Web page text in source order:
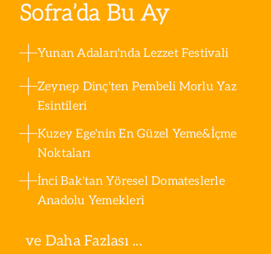
Sofra’da Bu Ay
Yunan Adaları'nda Lezzet Festivali
Zeynep Dinç'ten Pembeli Morlu Yaz
Esintileri
Kuzey Ege'nin En Güzel Yeme&İçme
Noktaları
İnci Bak'tan Yöresel Domateslerle
Anadolu Yemekleri
ve Daha Fazlası ...